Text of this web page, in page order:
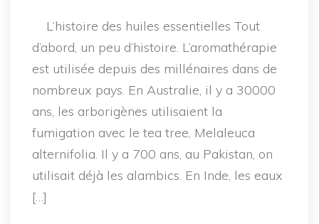
L’histoire des huiles essentielles Tout
d’abord, un peu d’histoire. L’aromathérapie
est utilisée depuis des millénaires dans de
nombreux pays. En Australie, il y a 30000
ans, les arborigènes utilisaient la
fumigation avec le tea tree, Melaleuca
alternifolia. Il y a 700 ans, au Pakistan, on
utilisait déjà les alambics. En Inde, les eaux
[…]